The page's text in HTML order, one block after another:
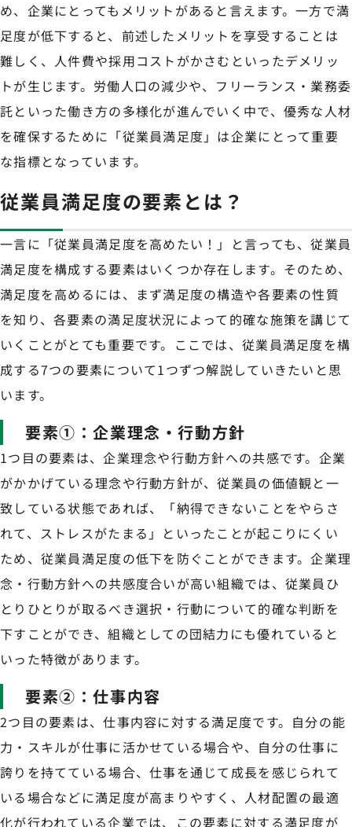
め、企業にとってもメリットがあると言えます。一方で満
足度が低下すると、前述したメリットを享受することは
難しく、人件費や採用コストがかさむといったデメリッ
トが生じます。労働人口の減少や、フリーランス・業務委
託といった働き方の多様化が進んでいく中で、優秀な人材
を確保するために「従業員満足度」は企業にとって重要
な指標となっています。
従業員満足度の要素とは？
一言に「従業員満足度を高めたい！」と言っても、従業員
満足度を構成する要素はいくつか存在します。そのため、
満足度を高めるには、まず満足度の構造や各要素の性質
を知り、各要素の満足度状況によって的確な施策を講じて
いくことがとても重要です。ここでは、従業員満足度を構
成する7つの要素について1つずつ解説していきたいと思
います。
要素①：企業理念・行動方針
1つ目の要素は、企業理念や行動方針への共感です。企業
がかかげている理念や行動方針が、従業員の価値観と一
致している状態であれば、「納得できないことをやらさ
れて、ストレスがたまる」といったことが起こりにくい
ため、従業員満足度の低下を防ぐことができます。企業理
念・行動方針への共感度合いが高い組織では、従業員ひ
とりひとりが取るべき選択・行動について的確な判断を
下すことができ、組織としての団結力にも優れていると
いった特徴があります。
要素②：仕事内容
2つ目の要素は、仕事内容に対する満足度です。自分の能
力・スキルが仕事に活かせている場合や、自分の仕事に
誇りを持てている場合、仕事を通じて成長を感じられて
いる場合などに満足度が高まりやすく、人材配置の最適
化が行われている企業では、この要素に対する満足度が